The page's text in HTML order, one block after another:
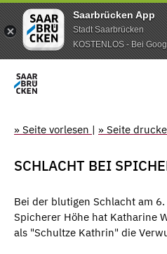
Saarbrücken App
Stadt Saarbrücken
KOSTENLOS - Bei
» Seite vorlesen | » Seite
SCHLACHT BEI
Bei der blutigen Schlacht am
Spicherer Höhe hat Katharine
als "Schultze Kathrin" die